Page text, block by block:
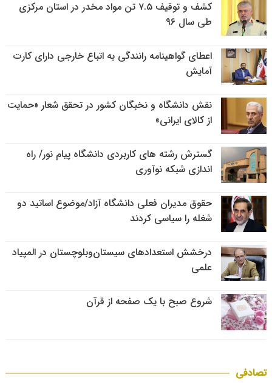
کشف و توقیف ۷.۵ تن مواد مخدر در استان مرکزی
طی سال ۹۶
اعطای گواهینامه رانندگی به اتباع خارجی دارای کارت
آمایش
نقش دانشگاه و نخبگان کشور در تحقق شعار «حمایت
از کالای ایرانی»
گسترش رشته های کاربردی دانشگاه پیام نور/ راه
اندازی شبکه نوآوری
حقوق مدیران فعلی دانشگاه آزاد/موضوع اساتید دو
شغله را سیاسی کردند
درخشش استعدادهای سیستان‌وبلوچستان در المپیاد
علمی
شروع صبح با یک صفحه از قرآن
تصادفی